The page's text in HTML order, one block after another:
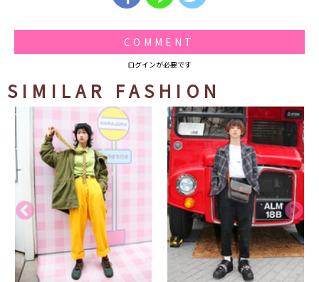
COMMENT
ログインが必要です
SIMILAR FASHION